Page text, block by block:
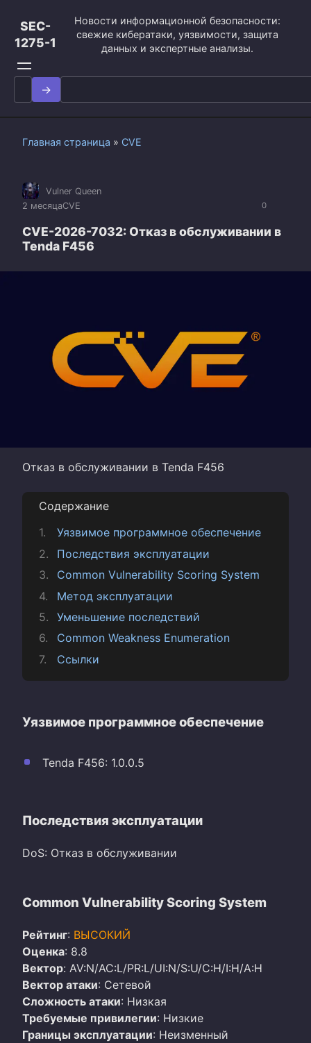
контенту
SEC-
1275-1
Новости информационной безопасности:
свежие кибератаки, уязвимости, защита
данных и экспертные анализы.
Search
for:
Главная страница » CVE
0
Vulner Queen
2 месяцаCVE
CVE-2026-7032: Отказ в обслуживании в
Tenda F456
Отказ в обслуживании в Tenda F456
Содержание
Уязвимое программное обеспечение
Последствия эксплуатации
Common Vulnerability Scoring System
Метод эксплуатации
Уменьшение последствий
Common Weakness Enumeration
Ссылки
Уязвимое программное обеспечение
Tenda F456: 1.0.0.5
Последствия эксплуатации
DoS: Отказ в обслуживании
Common Vulnerability Scoring System
Рейтинг: ВЫСОКИЙ
Оценка: 8.8
Вектор: AV:N/AC:L/PR:L/UI:N/S:U/C:H/I:H/A:H
Вектор атаки: Сетевой
Сложность атаки: Низкая
Требуемые привилегии: Низкие
Границы эксплуатации: Неизменный